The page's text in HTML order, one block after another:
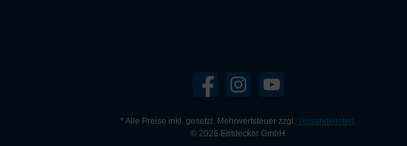
* Alle Preise inkl. gesetzl. Mehrwertsteuer zzgl. Versandkosten.
© 2026 Entdecker GmbH